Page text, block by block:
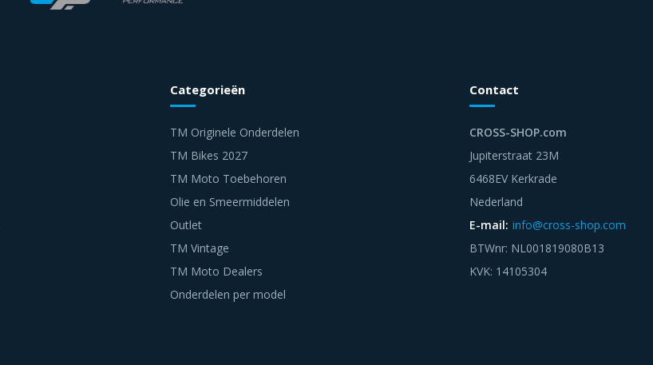
Categorieën
TM Originele Onderdelen
TM Bikes 2027
TM Moto Toebehoren
Olie en Smeermiddelen
Outlet
TM Vintage
TM Moto Dealers
Onderdelen per model
Contact
CROSS-SHOP.com
Jupiterstraat 23M
6468EV Kerkrade
Nederland
E-mail: info@cross-shop.com
BTWnr: NL001819080B13
KVK: 14105304